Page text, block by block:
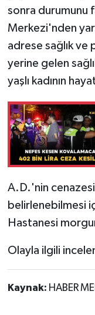
sonra durumunu
Merkezi'nden
adrese sağlık
yerine gelen
yaşlı kadının
A.D.'nin
belirlenebilmesi
Hastanesi
Olayla ilgili
Kaynak: HABER